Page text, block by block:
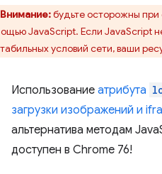
Внимание:будьте осторожны при
JavaScript. Если JavaScript
условий сети, ваши
Использование атрибута
загрузки изображений и
альтернатива методам
доступен в Chrome 76!